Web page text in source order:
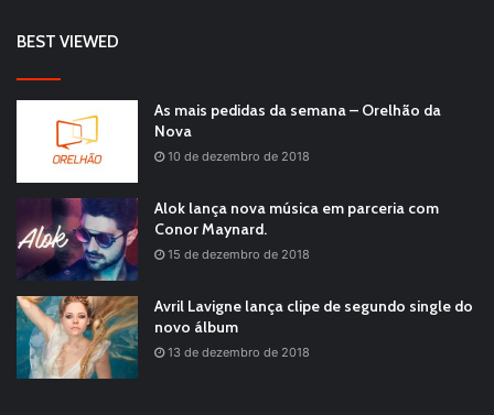
BEST VIEWED
As mais pedidas da semana – Orelhão da
Nova
10 de dezembro de 2018
Alok lança nova música em parceria com
Conor Maynard.
15 de dezembro de 2018
Avril Lavigne lança clipe de segundo single do
novo álbum
13 de dezembro de 2018